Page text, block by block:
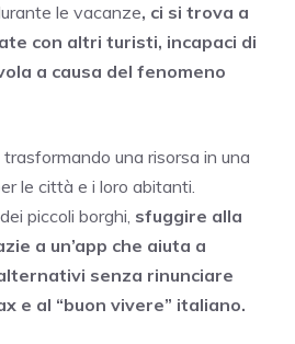
le vacanze, ci si trova a
con altri turisti, incapaci di
a causa del fenomeno
una risorsa in una
le città e i loro abitanti.
piccoli borghi, sfuggire alla
a un’app che aiuta a
senza rinunciare
e al “buon vivere” italiano.